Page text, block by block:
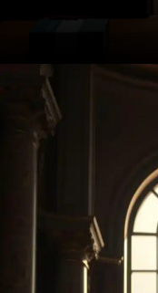
Opening